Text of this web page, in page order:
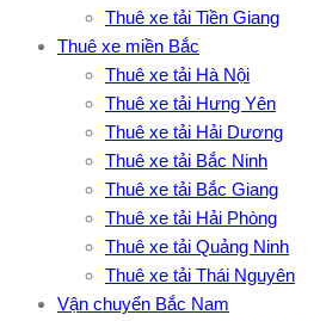
Thuê xe tải Tiền Giang
Thuê xe miền Bắc
Thuê xe tải Hà Nội
Thuê xe tải Hưng Yên
Thuê xe tải Hải Dương
Thuê xe tải Bắc Ninh
Thuê xe tải Bắc Giang
Thuê xe tải Hải Phòng
Thuê xe tải Quảng Ninh
Thuê xe tải Thái Nguyên
Vận chuyển Bắc Nam